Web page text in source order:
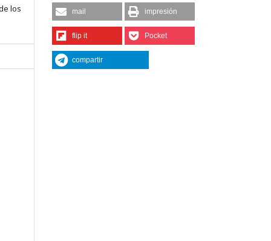
los
mail impresión
flip it Pocket
compartir